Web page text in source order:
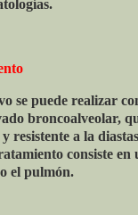
se puede realizar
broncoalveolar,
resistente a la
consiste en
el pulmón.